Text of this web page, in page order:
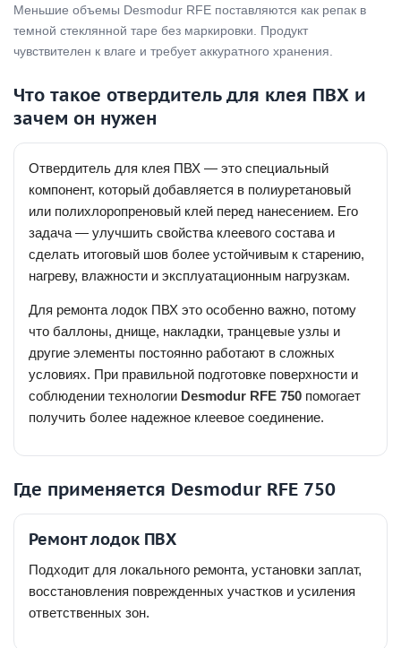
Меньшие объемы Desmodur RFE поставляются как репак в
темной стеклянной таре без маркировки. Продукт
чувствителен к влаге и требует аккуратного хранения.
Что такое отвердитель для клея ПВХ и
зачем он нужен
Отвердитель для клея ПВХ — это специальный
компонент, который добавляется в полиуретановый
или полихлоропреновый клей перед нанесением. Его
задача — улучшить свойства клеевого состава и
сделать итоговый шов более устойчивым к старению,
нагреву, влажности и эксплуатационным нагрузкам.
Для ремонта лодок ПВХ это особенно важно, потому
что баллоны, днище, накладки, транцевые узлы и
другие элементы постоянно работают в сложных
условиях. При правильной подготовке поверхности и
соблюдении технологии Desmodur RFE 750 помогает
получить более надежное клеевое соединение.
Где применяется Desmodur RFE 750
Ремонт лодок ПВХ
Подходит для локального ремонта, установки заплат,
восстановления поврежденных участков и усиления
ответственных зон.